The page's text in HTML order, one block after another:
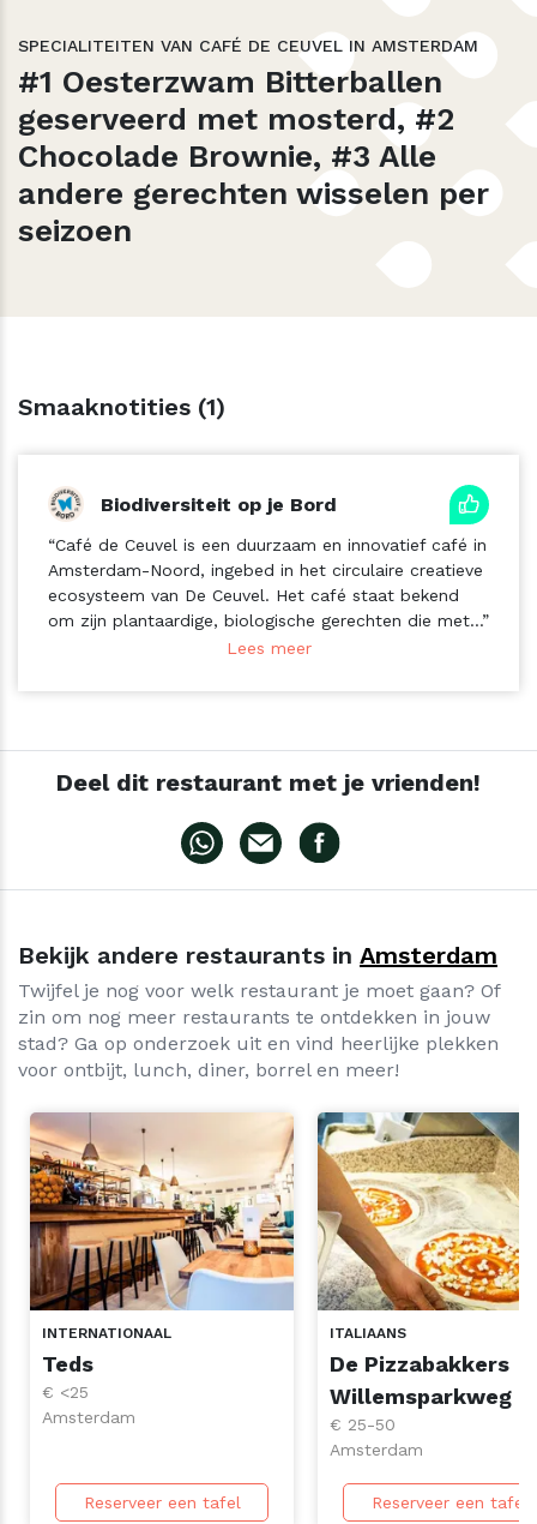
SPECIALITEITEN VAN CAFÉ DE CEUVEL IN AMSTERDAM
#1 Oesterzwam Bitterballen
geserveerd met mosterd, #2
Chocolade Brownie, #3 Alle
andere gerechten wisselen per
seizoen
Smaaknotities (1)
Biodiversiteit op je Bord
“Café de Ceuvel is een duurzaam en innovatief café in
Amsterdam-Noord, ingebed in het circulaire creatieve
ecosysteem van De Ceuvel. Het café staat bekend
om zijn plantaardige, biologische gerechten die met...”
Lees meer
Deel dit restaurant met je vrienden!
Bekijk andere restaurants in Amsterdam
Twijfel je nog voor welk restaurant je moet gaan? Of
zin om nog meer restaurants te ontdekken in jouw
stad? Ga op onderzoek uit en vind heerlijke plekken
voor ontbijt, lunch, diner, borrel en meer!
INTERNATIONAAL
Teds
€ <25
Amsterdam
Reserveer een tafel
ITALIAANS
De Pizzabakkers
Willemsparkweg
€ 25-50
Amsterdam
Reserveer een tafel